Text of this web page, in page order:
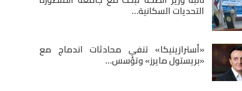
التحديات السكانية…
«أسترازينيكا» تنفي محادثات اندماج مع
«بريستول مايرز» وتؤسس…